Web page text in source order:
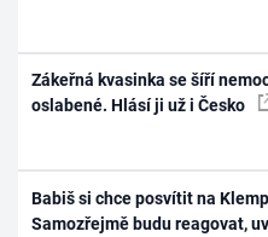
Zákeřná kvasinka se šíří
oslabené. Hlásí ji už i Česko
Babiš si chce posvítit na
Samozřejmě budu reagovat,